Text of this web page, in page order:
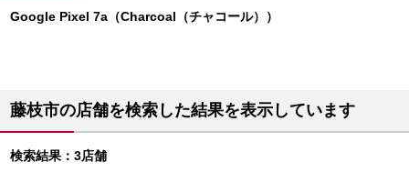
Google Pixel 7a（Charcoal（チャコール））
藤枝市の店舗を検索した結果を表示しています
検索結果：3店舗